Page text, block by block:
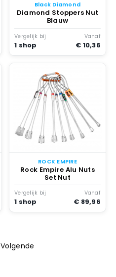
Black Diamond
Diamond Stoppers Nut
Blauw
Vergelijk bij
1 shop
Vanaf
€ 10,36
ROCK EMPIRE
Rock Empire Alu Nuts
Set Nut
Vergelijk bij
1 shop
Vanaf
€ 89,96
Volgende